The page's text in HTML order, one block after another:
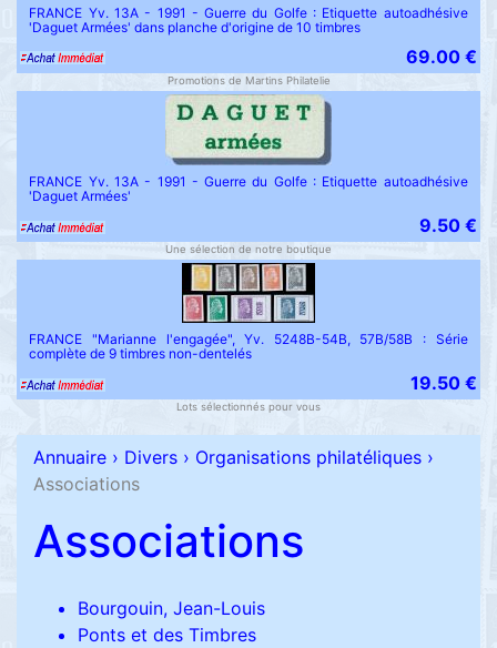
FRANCE Yv. 13A - 1991 - Guerre du Golfe : Etiquette autoadhésive
'Daguet Armées' dans planche d'origine de 10 timbres
69.00 €
Promotions de Martins Philatelie
FRANCE Yv. 13A - 1991 - Guerre du Golfe : Etiquette autoadhésive
'Daguet Armées'
9.50 €
Une sélection de notre boutique
FRANCE "Marianne l'engagée", Yv. 5248B-54B, 57B/58B : Série
complète de 9 timbres non-dentelés
19.50 €
Lots sélectionnés pour vous
Annuaire › Divers › Organisations philatéliques ›
Associations
Associations
Bourgouin, Jean-Louis
Ponts et des Timbres